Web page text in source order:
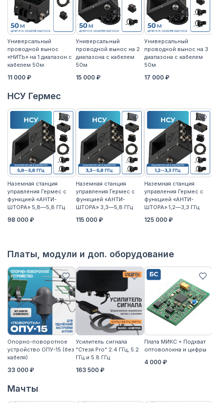
Универсальный
проводной вынос
«НИТЬ» на 1 диапазон с
кабелем 50м.
11 000 ₽
Универсальный
проводной вынос на 2
диапазона с кабелем
50м
15 000 ₽
Универсальный
проводной вынос на 3
диапазона с кабелем
50м
17 000 ₽
НСУ Гермес
Наземная станция
управления Гермес с
функцией «АНТИ-
ШТОРА» 5,8—5,8 ГГц
98 000 ₽
Наземная станция
управления Гермес с
функцией «АНТИ-
ШТОРА» 3,3—5,8 ГГц
115 000 ₽
Наземная станция
управления Гермес с
функцией «АНТИ-
ШТОРА» 1,2—3,3 ГГц
125 000 ₽
Платы, модули и доп. оборудование
Опорно-поворотное
устройство ОПУ-15 (без
кабеля)
33 000 ₽
Усилитель сигнала
"Стезя Pro" 2.4 ГГц, 5.2
ГГц и 5.8 ГГц
163 500 ₽
Плата МИКС + Подхват
оптоволокна и цифры
4 000 ₽
Мачты